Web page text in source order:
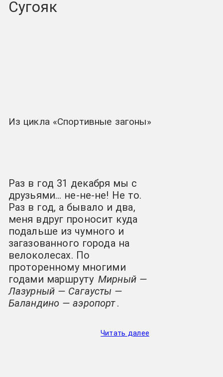
Сугояк
Из цикла «Спортивные загоны»
Раз в год 31 декабря мы с
друзьями… не-не-не! Не то.
Раз в год, а бывало и два,
меня вдруг проносит куда
подальше из чумного и
загазованного города на
велоколесах. По
проторенному многими
годами маршруту Мирный —
Лазурный — Сагаусты —
Баландино — аэропорт.
Читать далее